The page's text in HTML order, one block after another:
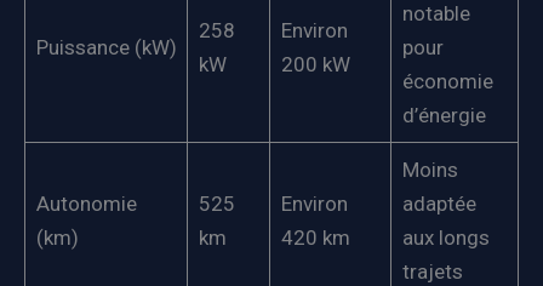
Puissance (kW)
258
kW
Environ
200 kW
notable
pour
économie
d’énergie
Autonomie
(km)
525
km
Environ
420 km
Moins
adaptée
aux longs
trajets